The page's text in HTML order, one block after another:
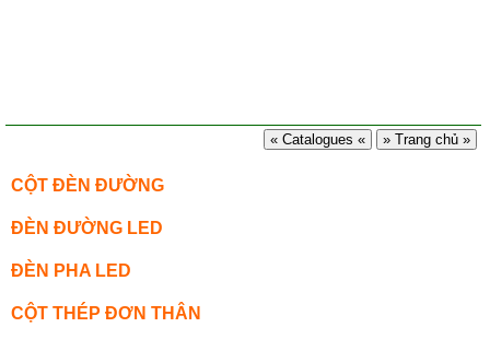
« Catalogues « » Trang chủ »
CỘT ĐÈN ĐƯỜNG
ĐÈN ĐƯỜNG LED
ĐÈN PHA LED
CỘT THÉP ĐƠN THÂN